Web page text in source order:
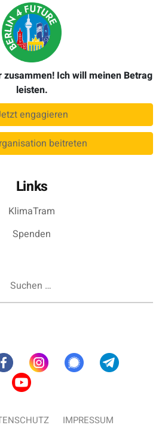
zusammen! Ich will meinen Betrag
leisten.
engagieren
beitreten
Links
KlimaTram
Spenden
IMPRESSUM